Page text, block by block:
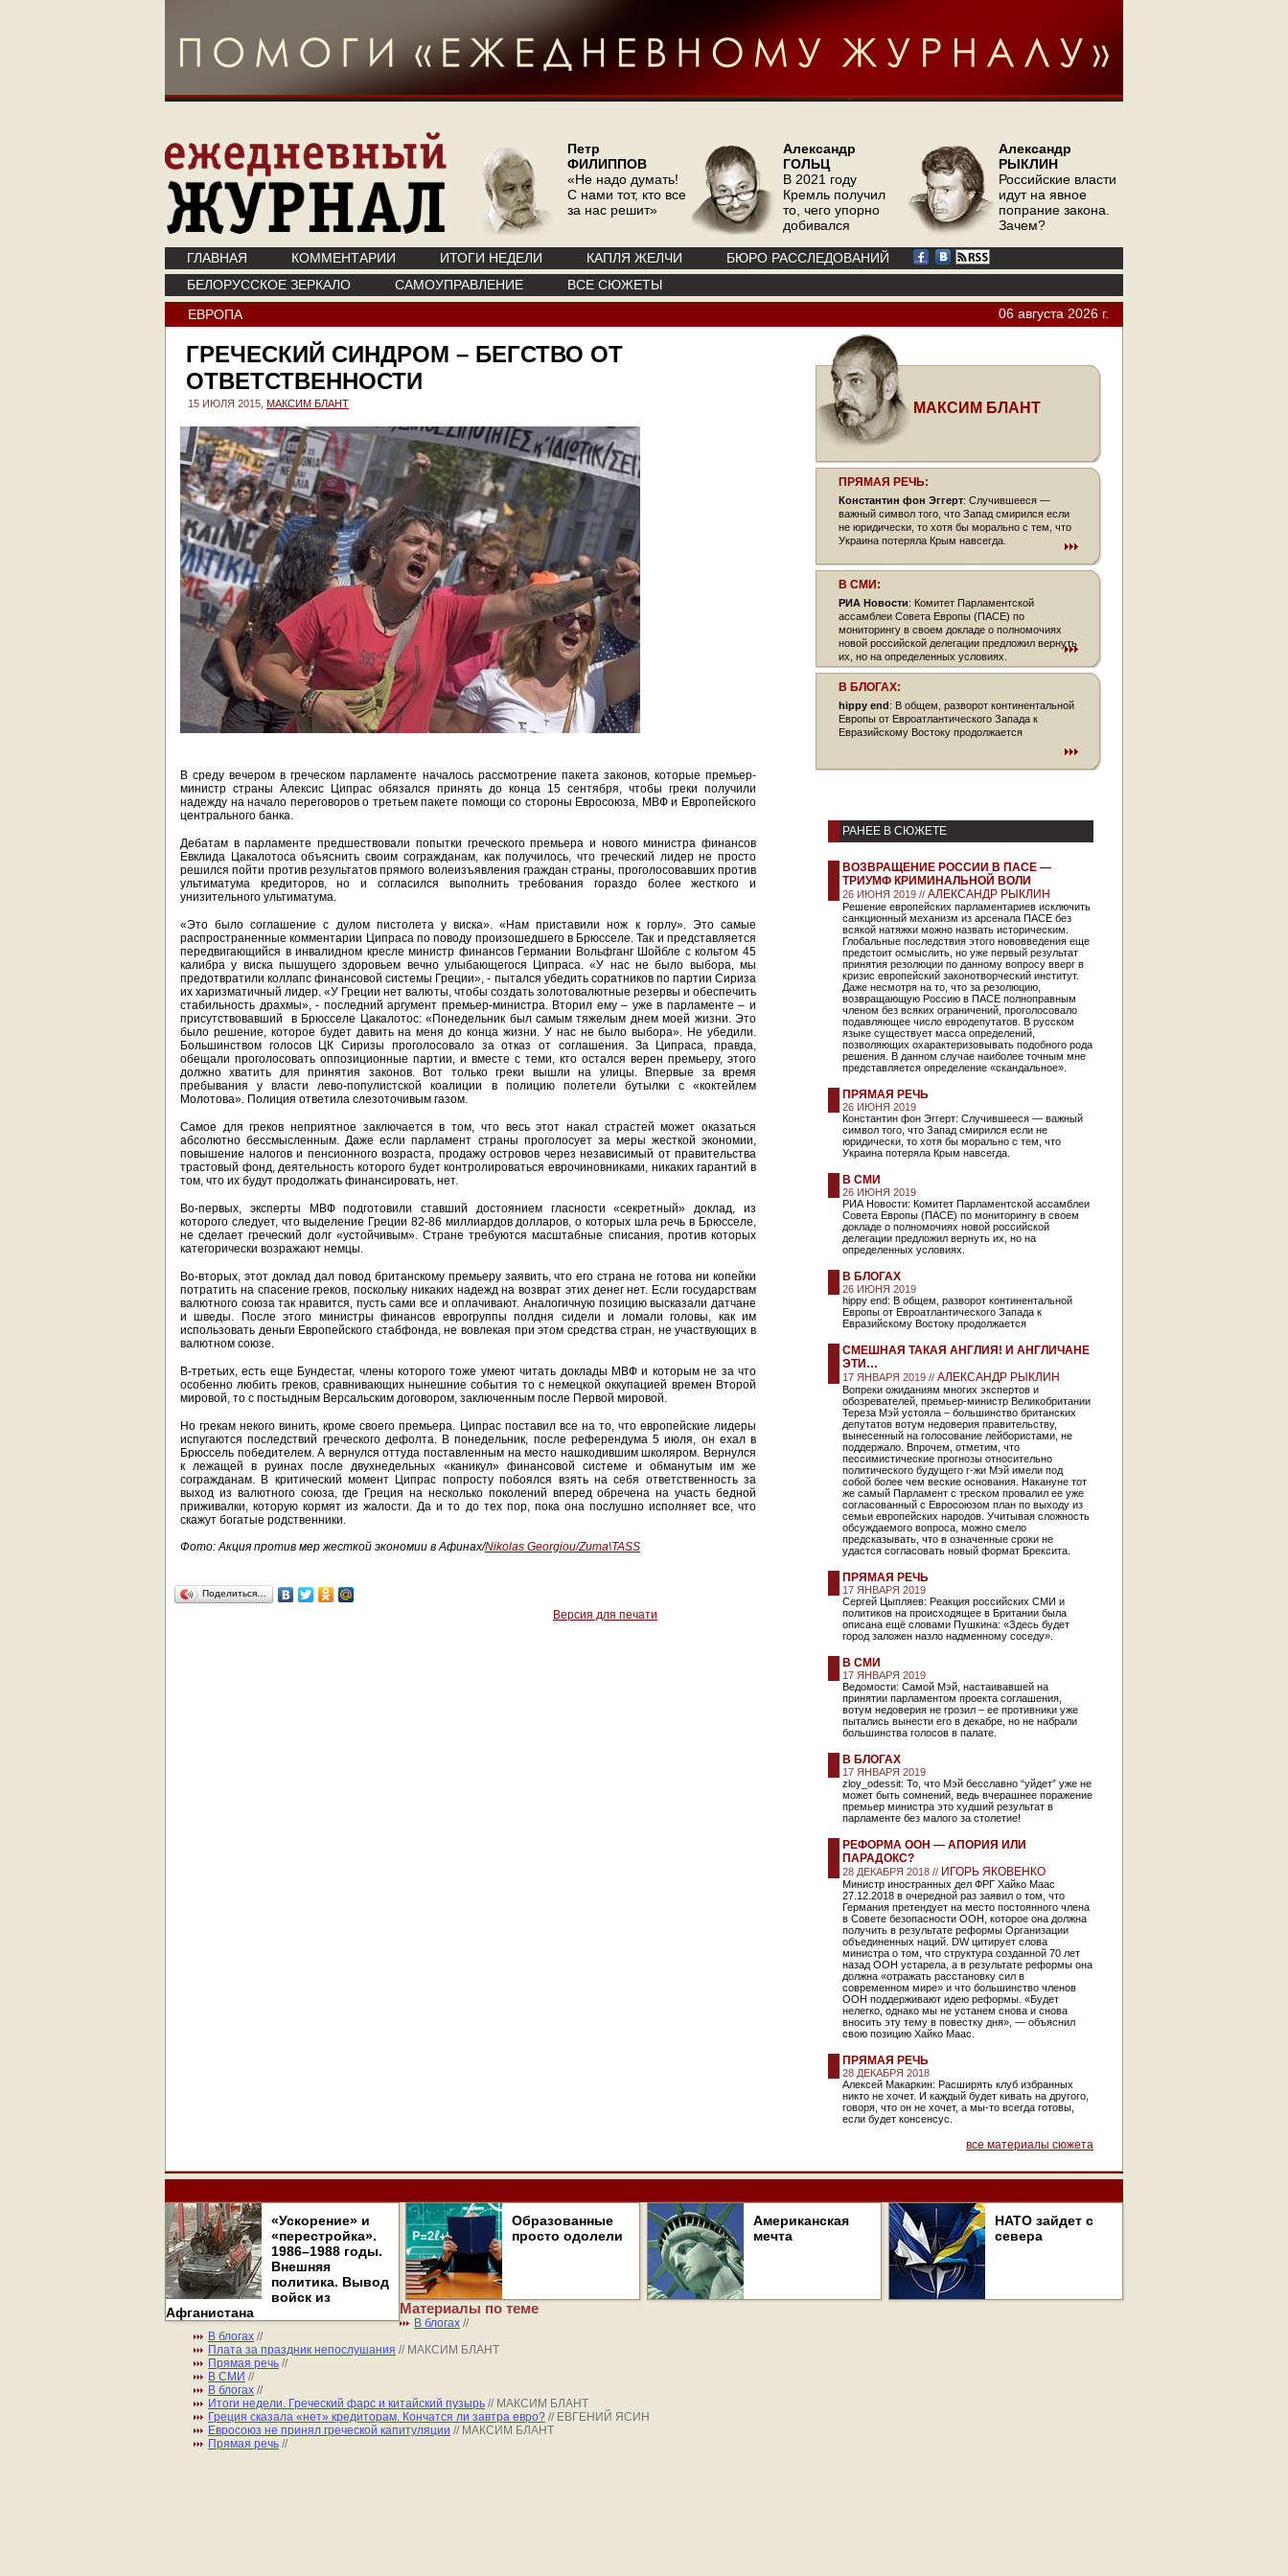
Петр
ФИЛИППОВ
«Не надо думать!
С нами тот, кто все
за нас решит»
Александр
ГОЛЬЦ
В 2021 году
Кремль получил
то, чего упорно
добивался
Александр
РЫКЛИН
Российские власти
идут на явное
попрание закона.
Зачем?
ГЛАВНАЯ КОММЕНТАРИИ ИТОГИ НЕДЕЛИ КАПЛЯ ЖЕЛЧИ
БЮРО РАССЛЕДОВАНИЙ
БЕЛОРУССКОЕ ЗЕРКАЛО
САМОУПРАВЛЕНИЕ
ВСЕ СЮЖЕТЫ
ЕВРОПА
06 августа 2026 г.
ГРЕЧЕСКИЙ СИНДРОМ – БЕГСТВО ОТ
ОТВЕТСТВЕННОСТИ
15 ИЮЛЯ 2015, МАКСИМ БЛАНТ
В среду вечером в греческом парламенте началось рассмотрение пакета законов, которые премьер-
министр страны Алексис Ципрас обязался принять до конца 15 сентября, чтобы греки получили
надежду на начало переговоров о третьем пакете помощи со стороны Евросоюза, МВФ и Европейского
центрального банка.
Дебатам в парламенте предшествовали попытки греческого премьера и нового министра финансов
Евклида Цакалотоса объяснить своим согражданам, как получилось, что греческий лидер не просто
решился пойти против результатов прямого волеизъявления граждан страны, проголосовавших против
ультиматума кредиторов, но и согласился выполнить требования гораздо более жесткого и
унизительного ультиматума.
«Это было соглашение с дулом пистолета у виска». «Нам приставили нож к горлу». Это самые
распространенные комментарии Ципраса по поводу произошедшего в Брюсселе. Так и представляется
передвигающийся в инвалидном кресле министр финансов Германии Вольфганг Шойбле с кольтом 45
калибра у виска пышущего здоровьем вечно улыбающегося Ципраса. «У нас не было выбора, мы
предотвратили коллапс финансовой системы Греции», - пытался убедить соратников по партии Сириза
их харизматичный лидер. «У Греции нет валюты, чтобы создать золотовалютные резервы и обеспечить
стабильность драхмы», - последний аргумент премьер-министра. Вторил ему – уже в парламенте – и
присутствовавший в Брюсселе Цакалотос: «Понедельник был самым тяжелым днем моей жизни. Это
было решение, которое будет давить на меня до конца жизни. У нас не было выбора». Не убедили.
Большинством голосов ЦК Сиризы проголосовало за отказ от соглашения. За Ципраса, правда,
обещали проголосовать оппозиционные партии, и вместе с теми, кто остался верен премьеру, этого
должно хватить для принятия законов. Вот только греки вышли на улицы. Впервые за время
пребывания у власти лево-популистской коалиции в полицию полетели бутылки с «коктейлем
Молотова». Полиция ответила слезоточивым газом.
Самое для греков неприятное заключается в том, что весь этот накал страстей может оказаться
абсолютно бессмысленным. Даже если парламент страны проголосует за меры жесткой экономии,
повышение налогов и пенсионного возраста, продажу островов через независимый от правительства
трастовый фонд, деятельность которого будет контролироваться еврочиновниками, никаких гарантий в
том, что их будут продолжать финансировать, нет.
Во-первых, эксперты МВФ подготовили ставший достоянием гласности «секретный» доклад, из
которого следует, что выделение Греции 82-86 миллиардов долларов, о которых шла речь в Брюсселе,
не сделает греческий долг «устойчивым». Стране требуются масштабные списания, против которых
категорически возражают немцы.
Во-вторых, этот доклад дал повод британскому премьеру заявить, что его страна не готова ни копейки
потратить на спасение греков, поскольку никаких надежд на возврат этих денег нет. Если государствам
валютного союза так нравится, пусть сами все и оплачивают. Аналогичную позицию высказали датчане
и шведы. После этого министры финансов еврогруппы полдня сидели и ломали головы, как им
использовать деньги Европейского стабфонда, не вовлекая при этом средства стран, не участвующих в
валютном союзе.
В-третьих, есть еще Бундестаг, члены которого тоже умеют читать доклады МВФ и которым не за что
особенно любить греков, сравнивающих нынешние события то с немецкой оккупацией времен Второй
мировой, то с постыдным Версальским договором, заключенным после Первой мировой.
Но грекам некого винить, кроме своего премьера. Ципрас поставил все на то, что европейские лидеры
испугаются последствий греческого дефолта. В понедельник, после референдума 5 июля, он ехал в
Брюссель победителем. А вернулся оттуда поставленным на место нашкодившим школяром. Вернулся
к лежащей в руинах после двухнедельных «каникул» финансовой системе и обманутым им же
согражданам. В критический момент Ципрас попросту побоялся взять на себя ответственность за
выход из валютного союза, где Греция на несколько поколений вперед обречена на участь бедной
приживалки, которую кормят из жалости. Да и то до тех пор, пока она послушно исполняет все, что
скажут богатые родственники.
Фото: Акция против мер жесткой экономии в Афинах/Nikolas Georgiou/Zuma\TASS
Поделиться…
Версия для печати
МАКСИМ БЛАНТ
ПРЯМАЯ РЕЧЬ:
Константин фон Эггерт: Случившееся —
важный символ того, что Запад смирился если
не юридически, то хотя бы морально с тем, что
Украина потеряла Крым навсегда.
В СМИ:
РИА Новости: Комитет Парламентской
ассамблеи Совета Европы (ПАСЕ) по
мониторингу в своем докладе о полномочиях
новой российской делегации предложил вернуть
их, но на определенных условиях.
В БЛОГАХ:
hippy end: В общем, разворот континентальной
Европы от Евроатлантического Запада к
Евразийскому Востоку продолжается
РАНЕЕ В СЮЖЕТЕ
ВОЗВРАЩЕНИЕ РОССИИ В ПАСЕ —
ТРИУМФ КРИМИНАЛЬНОЙ ВОЛИ
26 ИЮНЯ 2019 // АЛЕКСАНДР РЫКЛИН
Решение европейских парламентариев исключить
санкционный механизм из арсенала ПАСЕ без
всякой натяжки можно назвать историческим.
Глобальные последствия этого нововведения еще
предстоит осмыслить, но уже первый результат
принятия резолюции по данному вопросу вверг в
кризис европейский законотворческий институт.
Даже несмотря на то, что за резолюцию,
возвращающую Россию в ПАСЕ полноправным
членом без всяких ограничений, проголосовало
подавляющее число евродепутатов. В русском
языке существует масса определений,
позволяющих охарактеризовывать подобного рода
решения. В данном случае наиболее точным мне
представляется определение «скандальное».
ПРЯМАЯ РЕЧЬ
26 ИЮНЯ 2019
Константин фон Эггерт: Случившееся — важный
символ того, что Запад смирился если не
юридически, то хотя бы морально с тем, что
Украина потеряла Крым навсегда.
В СМИ
26 ИЮНЯ 2019
РИА Новости: Комитет Парламентской ассамблеи
Совета Европы (ПАСЕ) по мониторингу в своем
докладе о полномочиях новой российской
делегации предложил вернуть их, но на
определенных условиях.
В БЛОГАХ
26 ИЮНЯ 2019
hippy end: В общем, разворот континентальной
Европы от Евроатлантического Запада к
Евразийскому Востоку продолжается
СМЕШНАЯ ТАКАЯ АНГЛИЯ! И АНГЛИЧАНЕ
ЭТИ…
17 ЯНВАРЯ 2019 // АЛЕКСАНДР РЫКЛИН
Вопреки ожиданиям многих экспертов и
обозревателей, премьер-министр Великобритании
Тереза Мэй устояла – большинство британских
депутатов вотум недоверия правительству,
вынесенный на голосование лейбористами, не
поддержало. Впрочем, отметим, что
пессимистические прогнозы относительно
политического будущего г-жи Мэй имели под
собой более чем веские основания. Накануне тот
же самый Парламент с треском провалил ее уже
согласованный с Евросоюзом план по выходу из
семьи европейских народов. Учитывая сложность
обсуждаемого вопроса, можно смело
предсказывать, что в означенные сроки не
удастся согласовать новый формат Брексита.
ПРЯМАЯ РЕЧЬ
17 ЯНВАРЯ 2019
Сергей Цыпляев: Реакция российских СМИ и
политиков на происходящее в Британии была
описана ещё словами Пушкина: «Здесь будет
город заложен назло надменному соседу».
В СМИ
17 ЯНВАРЯ 2019
Ведомости: Самой Мэй, настаивавшей на
принятии парламентом проекта соглашения,
вотум недоверия не грозил – ее противники уже
пытались вынести его в декабре, но не набрали
большинства голосов в палате.
В БЛОГАХ
17 ЯНВАРЯ 2019
zloy_odessit: То, что Мэй бесславно “уйдет” уже не
может быть сомнений, ведь вчерашнее поражение
премьер министра это худший результат в
парламенте без малого за столетие!
РЕФОРМА ООН — АПОРИЯ ИЛИ
ПАРАДОКС?
28 ДЕКАБРЯ 2018 // ИГОРЬ ЯКОВЕНКО
Министр иностранных дел ФРГ Хайко Маас
27.12.2018 в очередной раз заявил о том, что
Германия претендует на место постоянного члена
в Совете безопасности ООН, которое она должна
получить в результате реформы Организации
объединенных наций. DW цитирует слова
министра о том, что структура созданной 70 лет
назад ООН устарела, а в результате реформы она
должна «отражать расстановку сил в
современном мире» и что большинство членов
ООН поддерживают идею реформы. «Будет
нелегко, однако мы не устанем снова и снова
вносить эту тему в повестку дня», — объяснил
свою позицию Хайко Маас.
ПРЯМАЯ РЕЧЬ
28 ДЕКАБРЯ 2018
Алексей Макаркин: Расширять клуб избранных
никто не хочет. И каждый будет кивать на другого,
говоря, что он не хочет, а мы-то всегда готовы,
если будет консенсус.
все материалы сюжета
«Ускорение» и
«перестройка».
1986–1988 годы.
Внешняя
политика. Вывод
войск из
Афганистана
Образованные
просто одолели
Американская
мечта
НАТО зайдет с
севера
Материалы по теме
В блогах //
В блогах //
Плата за праздник непослушания // МАКСИМ БЛАНТ
Прямая речь //
В СМИ //
В блогах //
Итоги недели. Греческий фарс и китайский пузырь // МАКСИМ БЛАНТ
Греция сказала «нет» кредиторам. Кончатся ли завтра евро? // ЕВГЕНИЙ ЯСИН
Евросоюз не принял греческой капитуляции // МАКСИМ БЛАНТ
Прямая речь //